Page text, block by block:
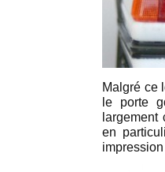
Malgré ce
le porte
largement
en